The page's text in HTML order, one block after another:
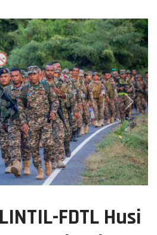
Next
FDTL Husi